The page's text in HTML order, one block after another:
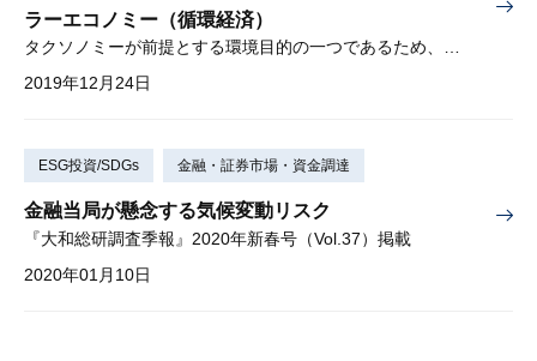
ラーエコノミー（循環経済）
タクソノミーが前提とする環境目的の一つであるため、関連動向に留意する必要がある
2019年12月24日
ESG投資/SDGs 金融・証券市場・資金調達
金融当局が懸念する気候変動リスク
『大和総研調査季報』2020年新春号（Vol.37）掲載
2020年01月10日